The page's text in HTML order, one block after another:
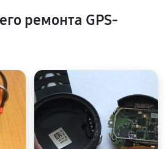
ремонта GPS-